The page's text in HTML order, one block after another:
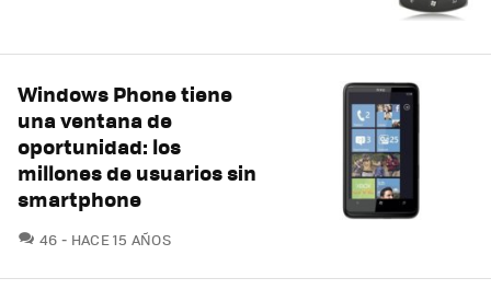
Windows Phone tiene
una ventana de
oportunidad: los
millones de usuarios sin
smartphone
46 COMENTARIOS
HACE 15 AÑOS